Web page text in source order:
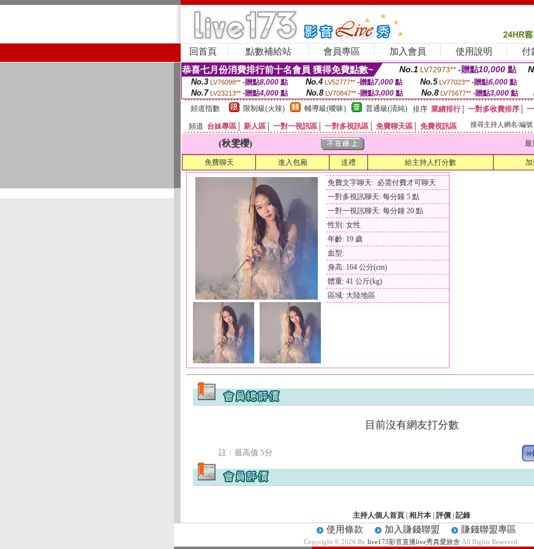
回首頁 點數補給站 會員專區 加入會員 使用說明 付
恭喜七月份消費排行前十名會員 獲得免費點數~ No.1 LV72973** -贈點10,000 點
No.3 LV76098** -贈點8,000點 No.4 LV52777** -贈點7,000點 No.5 LV77023** -贈點6,000點
No.7 LV23213** -贈點4,000 點 No.8 LV70847** -贈點3,000 點 No.8 LV75677** -贈點3,000點
頻道指數
限制級(火辣) 輔導級(曖昧) 普通級(清純) 排序 業績排行│ 一對多收費排序
頻道 台妹專區 新人區 一對一視訊區 一對多視訊區 免費聊天區 免費視訊區 搜尋主持人網名/編號
(秋雯櫻) 最
免費聊天 進入包廂 送禮 給主持人打分數
免費文字聊天: 必需付費才可聊天
一對多視訊聊天: 每分鐘 5 點
一對一視訊聊天: 每分鐘 20 點
性別: 女性
年齡: 19 歲
血型:
身高: 164 公分(cm)
體重: 41 公斤(kg)
區域: 大陸地區
目前沒有網友打分數
註﹕最高值 5分
主持人個人首頁 相片本 評價 記錄
使用條款 加入賺錢聯盟 賺錢聯盟專區
Copyright © 2026 By live173影音直播live秀真愛旅舍 All Rights Reserved.